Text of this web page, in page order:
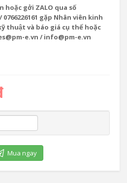
hoặc gởi ZALO qua số
/ 0766226161 gặp Nhân viên kinh
thuật và báo giá cụ thể hoặc
e.vn / info@pm-e.vn
Mua ngay